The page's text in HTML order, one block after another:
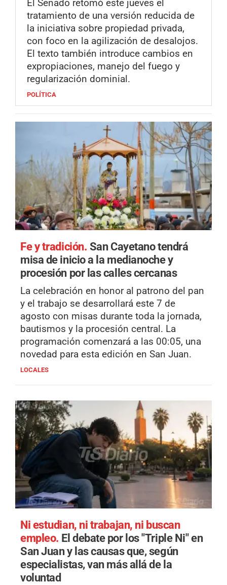
El Senado retomó este jueves el
tratamiento de una versión reducida de
la iniciativa sobre propiedad privada,
con foco en la agilización de desalojos.
El texto también introduce cambios en
expropiaciones, manejo del fuego y
regularización dominial.
POLÍTICA
Fe y tradición. San Cayetano tendrá
misa de inicio a la medianoche y
procesión por las calles cercanas
La celebración en honor al patrono del pan
y el trabajo se desarrollará este 7 de
agosto con misas durante toda la jornada,
bautismos y la procesión central. La
programación comenzará a las 00:05, una
novedad para esta edición en San Juan.
LOCALES
Ni estudian, ni trabajan, ni buscan
empleo. El debate por los "Triple Ni" en
San Juan y las causas que, según
especialistas, van más allá de la
voluntad